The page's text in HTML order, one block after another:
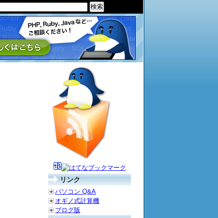
リンク
パソコン Q&A
オギノ式計算機
ブログ版